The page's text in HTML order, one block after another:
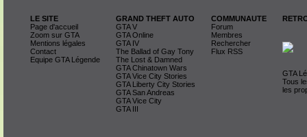
LE SITE
Page d'accueil
Zoom sur GTA
Mentions légales
Contact
Equipe GTA Légende
GRAND THEFT AUTO
GTA V
GTA Online
GTA IV
The Ballad of Gay Tony
The Lost & Damned
GTA Chinatown Wars
GTA Vice City Stories
GTA Liberty City Stories
GTA San Andreas
GTA Vice City
GTA III
COMMUNAUTE
Forum
Membres
Rechercher
Flux RSS
GTA
Tous
les